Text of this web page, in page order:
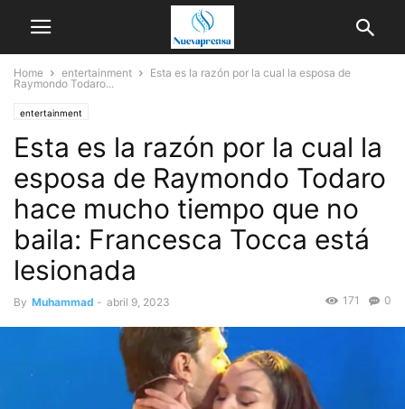
Home entertainment
Esta es la razón por la cual la esposa de
Raymondo Todaro...
entertainment
Esta es la razón por la cual la
esposa de Raymondo Todaro
hace mucho tiempo que no
baila: Francesca Tocca está
lesionada
By Muhammad - abril 9, 2023 0
171